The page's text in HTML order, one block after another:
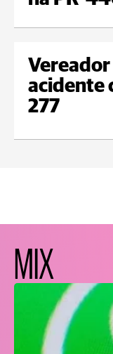
Vereador
acidente
277
MIX